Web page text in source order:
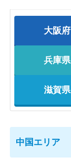
大阪府
兵庫県
滋賀県
中国エリア